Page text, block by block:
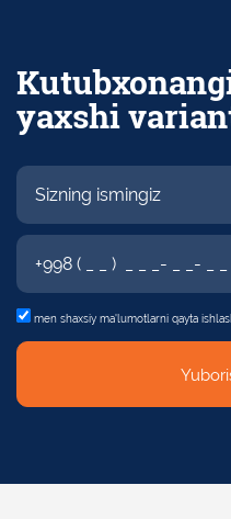
yaxshi
men shaxsiy ma'lumotlarni qayta